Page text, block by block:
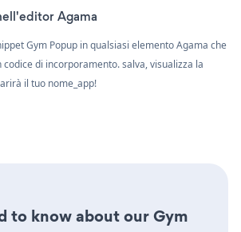
Agama
Gym Popup in qualsiasi elemento Agama che
di incorporamento. salva, visualizza la
il tuo nome_app!
to know about our Gym